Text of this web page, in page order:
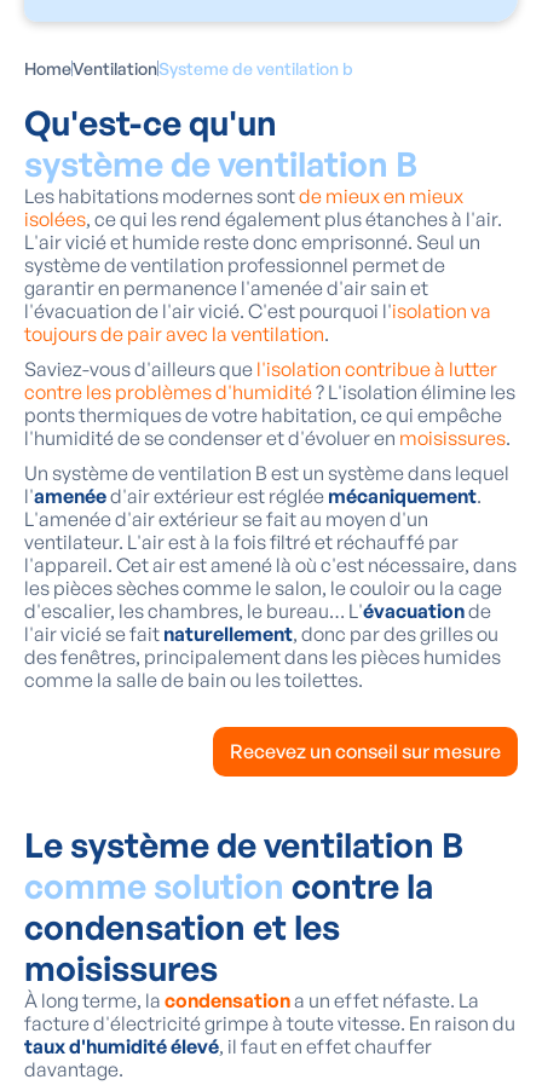
HomeVentilationSysteme de ventilation b
Qu'est-ce qu'un
système de ventilation B
Les habitations modernes sontde mieux en mieux
isolées, ce qui les rend également plus étanches à l'air.
L'air vicié et humide reste donc emprisonné. Seul un
système de ventilation professionnel permet de
garantir en permanence l'amenée d'air sain et
l'évacuation de l'air vicié. C'est pourquoi l'isolation va
toujours de pair avec la ventilation.
Saviez-vous d'ailleurs que l'isolation contribue à lutter
contre les problèmes d'humidité? L'isolation élimine les
ponts thermiques de votre habitation, ce qui empêche
l'humidité de se condenser et d'évoluer en moisissures.
Un système de ventilation B est un système dans lequel
l'amenéed'air extérieur est réglée mécaniquement.
L'amenée d'air extérieur se fait au moyen d'un
ventilateur. L'air est à la fois filtré et réchauffé par
l'appareil. Cet air est amené là où c'est nécessaire, dans
les pièces sèches comme le salon, le couloir ou la cage
d'escalier, les chambres, le bureau… L'évacuationde
l'air vicié se fait naturellement, donc par des grilles ou
des fenêtres, principalement dans les pièces humides
comme la salle de bain ou les toilettes.
Recevez un conseil sur mesure
Le système de ventilation B
comme solution contre la
condensation et les
moisissures
À long terme, la condensationa un effet néfaste. La
facture d'électricité grimpe à toute vitesse. En raison du
taux d'humidité élevé, il faut en effet chauffer
davantage.